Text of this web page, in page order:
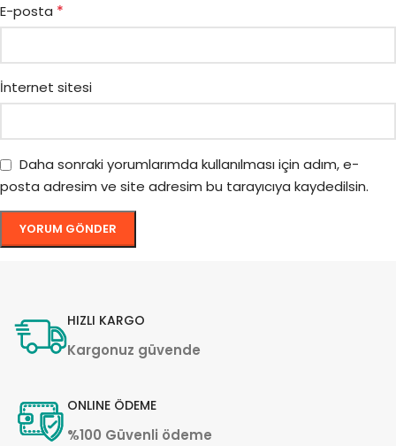
E-posta *
İnternet sitesi
Daha sonraki yorumlarımda kullanılması için adım, e-
posta adresim ve site adresim bu tarayıcıya kaydedilsin.
HIZLI KARGO
Kargonuz güvende
ONLINE ÖDEME
%100 Güvenli ödeme